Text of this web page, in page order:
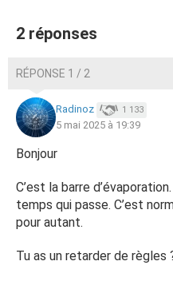
2 réponses
RÉPONSE 1 / 2
Radinoz 1 133
5 mai 2025 à 19:39
Bonjour
C’est la barre
temps qui passe. C’est
pour autant.
Tu as un retarder de règles